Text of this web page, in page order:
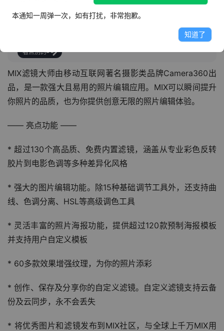
级编辑工具，支持自定义滤镜与分享至社区。内置海报模
板与纹理增强，学苑助进阶。破解版含会员功能，下载链
看点别的
MIX滤镜大师由移动互联网著名摄影类品牌Camera360出
品，是一款强大且易用的照片编辑应用。MIX可以瞬间提升
你照片的品质，也为你提供创意无限的照片编辑体验。
—— 亮点功能 ——
* 超过130个高品质、免费内置滤镜，涵盖从专业彩色反转
胶片到电影色调等多种差异化风格
* 强大的图片编辑功能。除15种基础调节工具外，还支持曲
线、色调分离、HSL等高级调色工具
* 灵活丰富的照片海报功能，提供超过120款预制海报模板
并支持用户自定义模板
* 60多款效果增强纹理，为你的照片添彩
* 创作、保存及分享你的自定义滤镜。自定义滤镜支持云备
份及云同步，永不会丢失
* 将优秀图片和滤镜发布到MIX社区，与全球上千万MIX用
本通知一周弹一次，如有打扰，非常抱歉。
知道了